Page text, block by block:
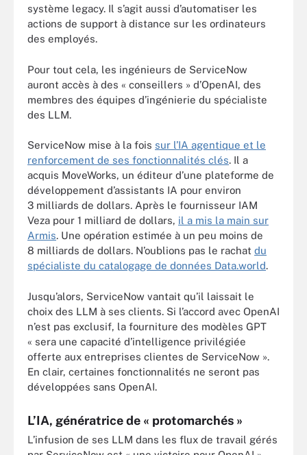
système legacy. Il s’agit aussi d’automatiser les
actions de support à distance sur les ordinateurs
des employés.
Pour tout cela, les ingénieurs de ServiceNow
auront accès à des « conseillers » d’OpenAI, des
membres des équipes d’ingénierie du spécialiste
des LLM.
ServiceNow mise à la fois sur l’IA agentique et le
renforcement de ses fonctionnalités clés. Il a
acquis MoveWorks, un éditeur d’une plateforme de
développement d’assistants IA pour environ
3 milliards de dollars. Après le fournisseur IAM
Veza pour 1 milliard de dollars, il a mis la main sur
Armis. Une opération estimée à un peu moins de
8 milliards de dollars. N’oublions pas le rachat du
spécialiste du catalogage de données Data.world.
Jusqu’alors, ServiceNow vantait qu’il laissait le
choix des LLM à ses clients. Si l’accord avec OpenAI
n’est pas exclusif, la fourniture des modèles GPT
« sera une capacité d’intelligence privilégiée
offerte aux entreprises clientes de ServiceNow ».
En clair, certaines fonctionnalités ne seront pas
développées sans OpenAI.
L’IA, génératrice de « protomarchés »
L’infusion de ses LLM dans les flux de travail gérés